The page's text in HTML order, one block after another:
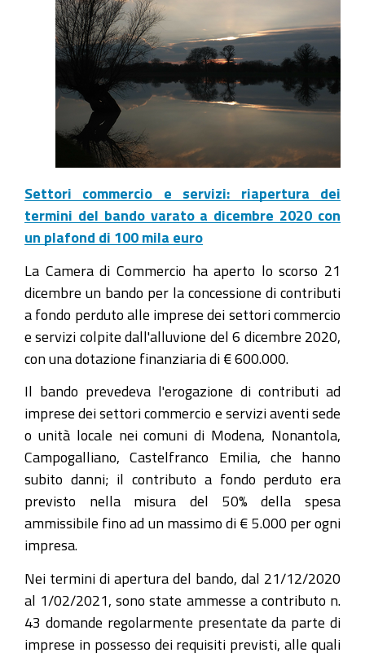
Settori commercio e servizi: riapertura dei
termini del bando varato a dicembre 2020 con
un plafond di 100 mila euro
La Camera di Commercio ha aperto lo scorso 21
dicembre un bando per la concessione di contributi
a fondo perduto alle imprese dei settori commercio
e servizi colpite dall'alluvione del 6 dicembre 2020,
con una dotazione finanziaria di € 600.000.
Il bando prevedeva l'erogazione di contributi ad
imprese dei settori commercio e servizi aventi sede
o unità locale nei comuni di Modena, Nonantola,
Campogalliano, Castelfranco Emilia, che hanno
subito danni; il contributo a fondo perduto era
previsto nella misura del 50% della spesa
ammissibile fino ad un massimo di € 5.000 per ogni
impresa.
Nei termini di apertura del bando, dal 21/12/2020
al 1/02/2021, sono state ammesse a contributo n.
43 domande regolarmente presentate da parte di
imprese in possesso dei requisiti previsti, alle quali